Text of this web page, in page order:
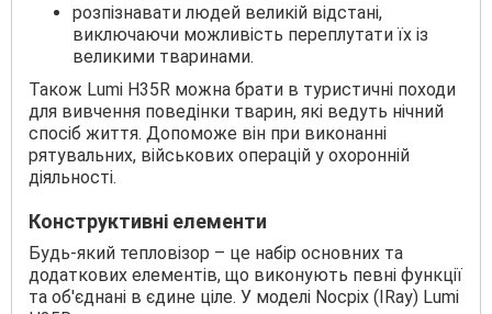
розпізнавати людей великій відстані,
виключаючи можливість переплутати їх із
великими тваринами.
Також Lumi H35R можна брати в туристичні походи
для вивчення поведінки тварин, які ведуть нічний
спосіб життя. Допоможе він при виконанні
рятувальних, військових операцій у охоронній
діяльності.
Конструктивні елементи
Будь-який тепловізор – це набір основних та
додаткових елементів, що виконують певні функції
та об'єднані в єдине ціле. У моделі Nocpix (IRay) Lumi